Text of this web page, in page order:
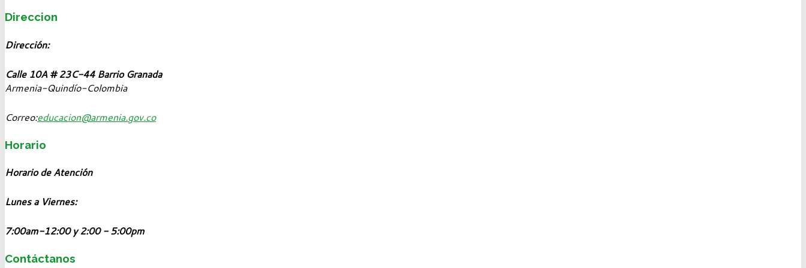
Direccion
Dirección:
Calle 10A # 23C-44 Barrio Granada
Armenia-Quindío-Colombia
Correo:educacion@armenia.gov.co
Horario
Horario de Atención
Lunes a Viernes:
7:00am-12:00 y 2:00 - 5:00pm
Contáctanos